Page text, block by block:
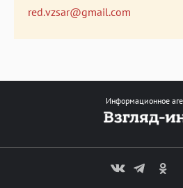
red.vzsar@gmail.com
Информационное